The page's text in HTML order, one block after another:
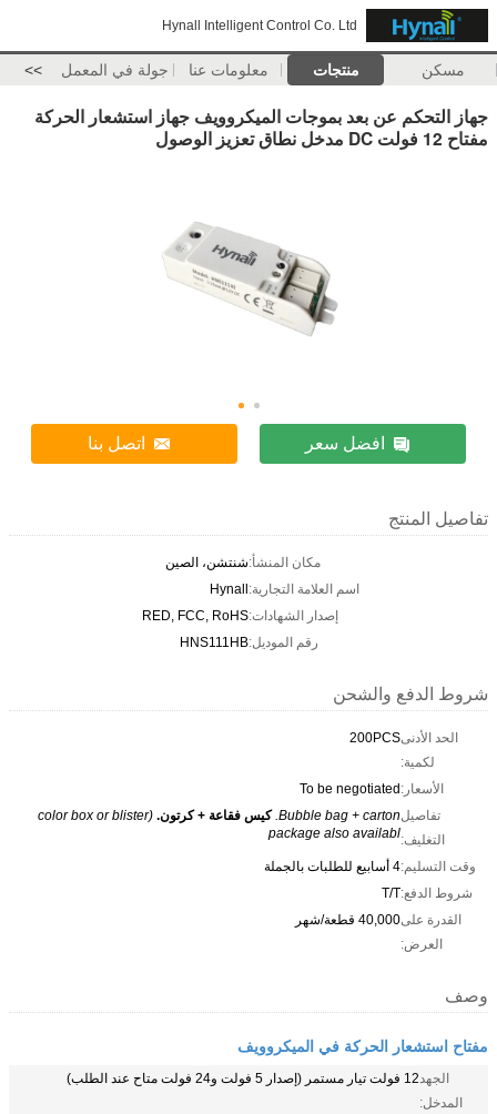
Hynall Intelligent Control Co. Ltd
مسكن منتجات معلومات عنا جولة في المعمل >>
جهاز التحكم عن بعد بموجات الميكروويف جهاز استشعار الحركة
مفتاح 12 فولت DC مدخل نطاق تعزيز الوصول
افضل سعر اتصل بنا
تفاصيل المنتج
مكان المنشأ:شنتشن، الصين
اسم العلامة التجارية:Hynall
إصدار الشهادات:RED, FCC, RoHS
رقم الموديل:HNS111HB
شروط الدفع والشحن
الحد الأدنى
لكمية:
200PCS
الأسعار:To be negotiated
تفاصيل
التغليف:
Bubble bag + carton. كيس فقاعة + كرتون. (color box or blister
package also availabl
وقت التسليم:4 أسابيع للطلبات بالجملة
شروط الدفع:T/T
القدرة على
العرض:
40,000 قطعة/شهر
وصف
مفتاح استشعار الحركة في الميكروويف
الجهد
المدخل:
12 فولت تيار مستمر (إصدار 5 فولت و24 فولت متاح عند الطلب)